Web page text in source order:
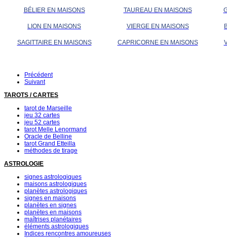
BÉLIER EN MAISONS TAUREAU EN MAISONS
LION EN MAISONS VIERGE EN MAISONS
SAGITTAIRE EN MAISONS CAPRICORNE EN MAISONS
Précédent
Suivant
TAROTS / CARTES
tarot de Marseille
jeu 32 cartes
jeu 52 cartes
tarot Melle Lenormand
Oracle de Belline
tarot Grand Etteilla
méthodes de tirage
ASTROLOGIE
signes astrologiques
maisons astrologiques
planètes astrologiques
signes en maisons
planètes en signes
planètes en maisons
maîtrises planétaires
éléments astrologiques
Indices rencontres amoureuses